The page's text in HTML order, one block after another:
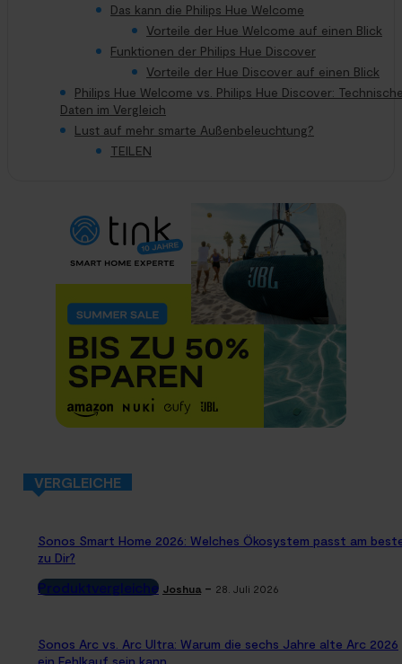
Das kann die Philips Hue Welcome
Vorteile der Hue Welcome auf einen Blick
Funktionen der Philips Hue Discover
Vorteile der Hue Discover auf einen Blick
Philips Hue Welcome vs. Philips Hue Discover:
Daten im Vergleich
Lust auf mehr smarte Außenbeleuchtung?
TEILEN
VERGLEICHE
Sonos Smart Home 2026: Welches Ökosystem passt am
zu Dir?
Produktvergleiche Joshua - 28. Juli 2026
Sonos Arc vs. Arc Ultra: Warum die sechs Jahre alte Arc 2026
ein Fehlkauf sein kann